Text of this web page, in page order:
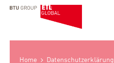
Home Datenschutzerklärung